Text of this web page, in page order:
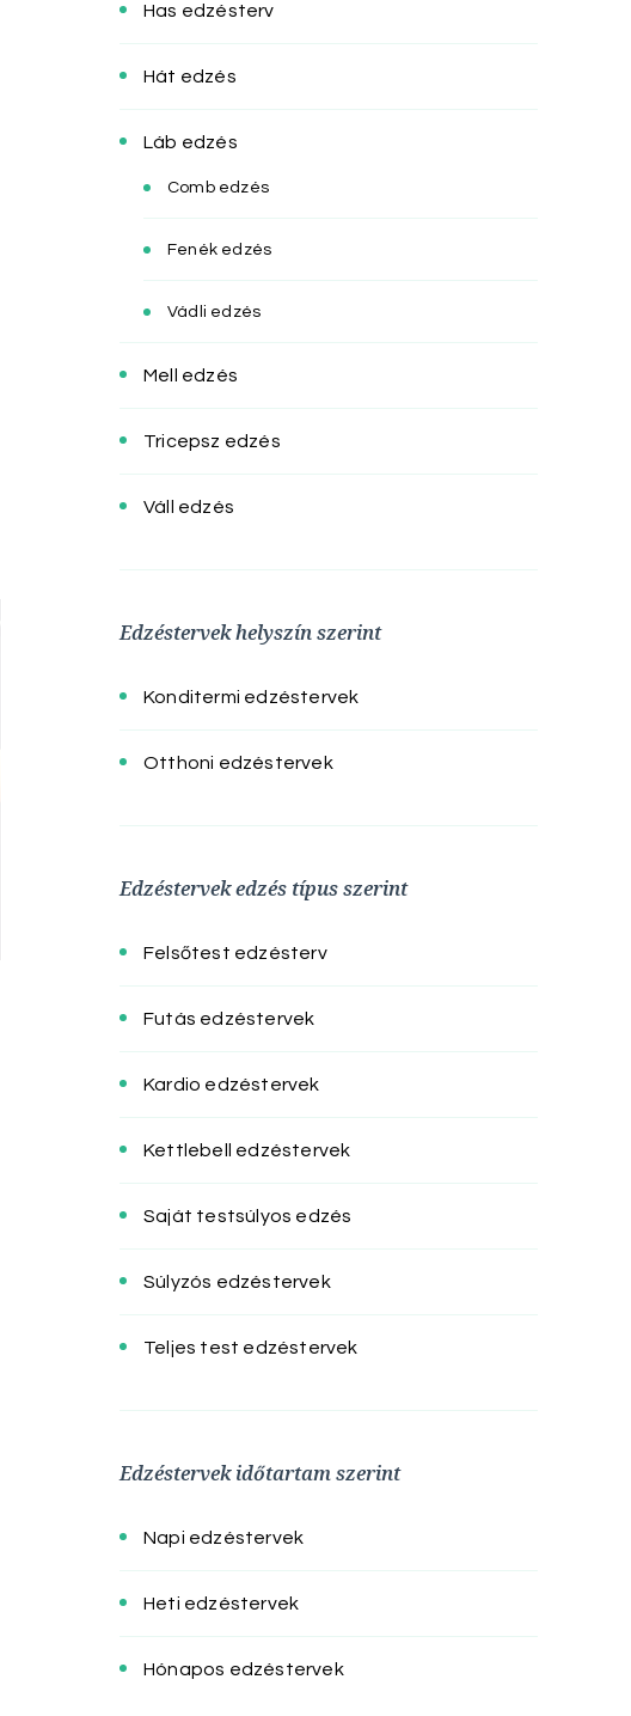
Has edzésterv
Hát edzés
Láb edzés
Comb edzés
Fenék edzés
Vádli edzés
Mell edzés
Tricepsz edzés
Váll edzés
Edzéstervek helyszín szerint
Konditermi edzéstervek
Otthoni edzéstervek
Edzéstervek edzés típus szerint
Felsőtest edzésterv
Futás edzéstervek
Kardio edzéstervek
Kettlebell edzéstervek
Saját testsúlyos edzés
Súlyzós edzéstervek
Teljes test edzéstervek
Edzéstervek időtartam szerint
Napi edzéstervek
Heti edzéstervek
Hónapos edzéstervek